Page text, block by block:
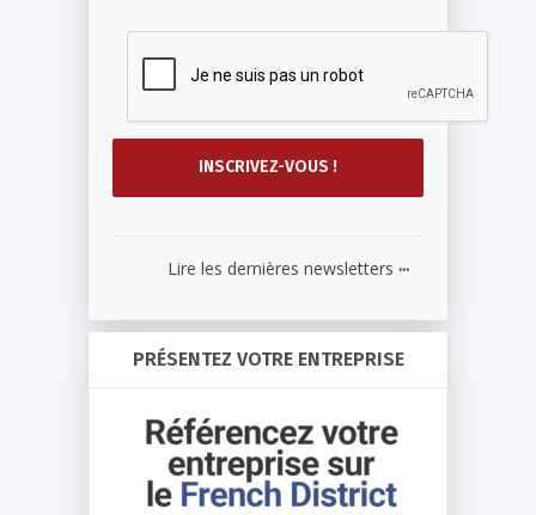
Lire les dernières newsletters ...
PRÉSENTEZ VOTRE ENTREPRISE